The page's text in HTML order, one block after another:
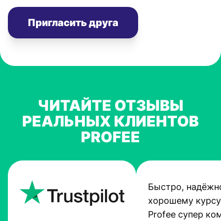
Пригласить друга
ЧИТАЙТЕ ОТЗЫВЫ
РЕАЛЬНЫХ КЛИЕНТОВ
PROFEE
Быстро,
хорошему
Profee супер